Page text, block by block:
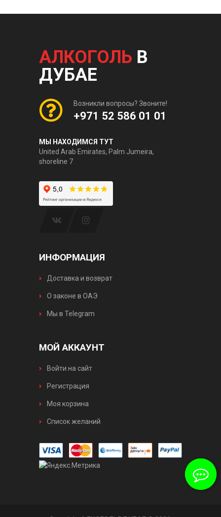
АЛКОГОЛЬ В
ДУБАЕ
Возникли вопросы? Звоните!
+971 52 586 01 01
МЫ НАХОДИМСЯ ТУТ
United Arab Emirates, Palm Jumeira,
shoreline 7
ИНФОРМАЦИЯ
Доставка и возврат
О законе в ОАЭ
Мы в Telegram
МОЙ АККАУНТ
Войти на сайт
Регистрация
Моя корзина
Список желаний